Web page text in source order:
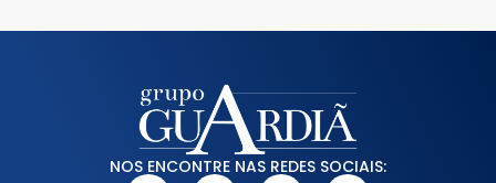
NOS ENCONTRE NAS REDES SOCIAIS: